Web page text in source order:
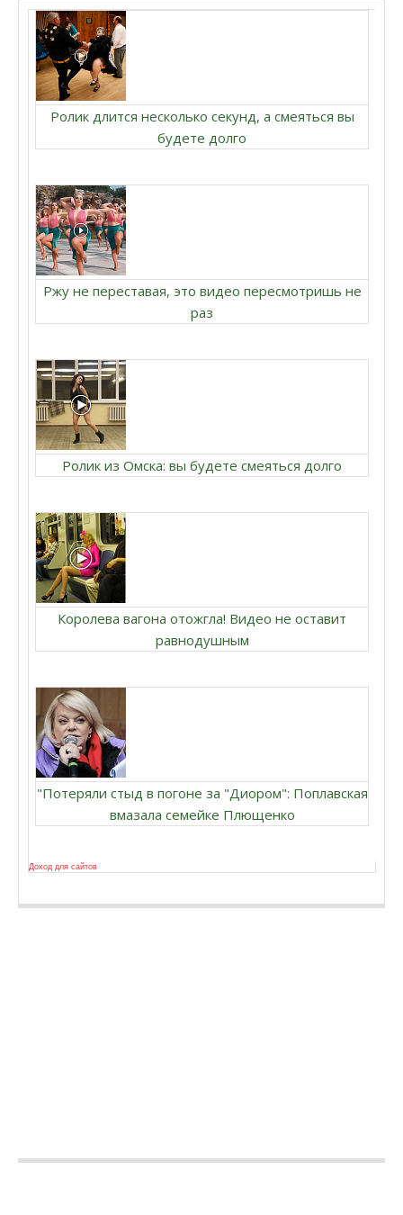
Ролик длится несколько секунд, а смеяться вы
будете долго
Ржу не переставая, это видео пересмотришь не
раз
Ролик из Омска: вы будете смеяться долго
Королева вагона отожгла! Видео не оставит
равнодушным
"Потеряли стыд в погоне за "Диором": Поплавская
вмазала семейке Плющенко
Доход для сайтов